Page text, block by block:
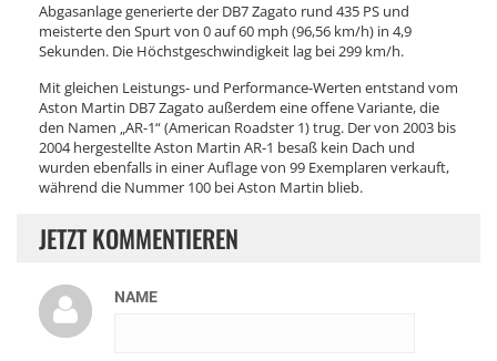
Abgasanlage generierte der DB7 Zagato rund 435 PS und
meisterte den Spurt von 0 auf 60 mph (96,56 km/h) in 4,9
Sekunden. Die Höchstgeschwindigkeit lag bei 299 km/h.
Mit gleichen Leistungs- und Performance-Werten entstand vom
Aston Martin DB7 Zagato außerdem eine offene Variante, die
den Namen „AR-1“ (American Roadster 1) trug. Der von 2003 bis
2004 hergestellte Aston Martin AR-1 besaß kein Dach und
wurden ebenfalls in einer Auflage von 99 Exemplaren verkauft,
während die Nummer 100 bei Aston Martin blieb.
JETZT KOMMENTIEREN
NAME